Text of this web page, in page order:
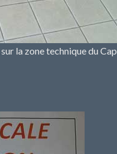
la zone technique du